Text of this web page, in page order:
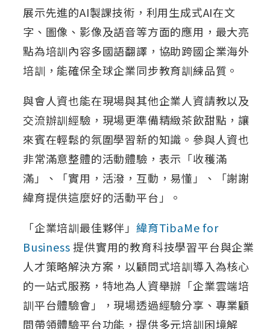
展示先進的AI製課技術，利用生成式AI在文
字、圖像、影像及語音等方面的應用，最大亮
點為培訓內容多國語翻譯，協助跨國企業海外
培訓，能確保全球企業同步教育訓練品質。
與會人資也能在現場與其他企業人資請教以及
交流辦訓經驗，現場更準備精緻茶飲甜點，讓
來賓在輕鬆的氛圍學習新的知識。參與人資也
非常滿意整體的活動體驗，表示「收穫滿
滿」、「實用，活潑，互動，易懂」、「謝謝
緯育提供這麼好的活動平台」。
「企業培訓最佳夥伴」緯育TibaMe for
Business提供實用的教育科技學習平台與企業
人才策略解決方案，以顧問式培訓導入為核心
的一站式服務，特地為人資舉辦「企業雲端培
訓平台體驗會」，現場透過經驗分享、專業顧
問帶領體驗平台功能，提供多元培訓困境解